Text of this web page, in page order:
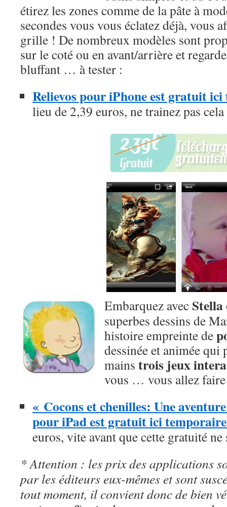
étirez les zones comme de la pâte à
secondes vous vous éclatez déjà, vous
grille ! De nombreux modèles sont
sur le coté ou en avant/arrière et
bluffant … à tester :
Relievos pour iPhone est gratuit
lieu de 2,39 euros, ne trainez pas
Embarquez avec Stella
superbes dessins de
histoire empreinte de
dessinée et animée qui
mains trois jeux
vous … vous allez
« Cocons et chenilles: Une
pour iPad est gratuit ici
euros, vite avant que cette gratuité
* Attention : les prix des applications
par les éditeurs eux-mêmes et sont
tout moment, il convient donc de bien